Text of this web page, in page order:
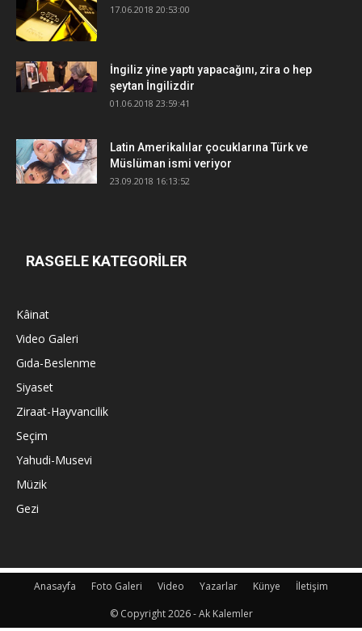
17.06.2018 20:53:00
İngiliz yine yaptı yapacağını, zira o hep
şeytan İngilizdir
01.06.2018 23:59:41
Latin Amerikalılar çocuklarına Türk ve
Müslüman ismi veriyor
23.09.2018 16:13:52
RASGELE KATEGORİLER
Kâinat
Video Galeri
Gıda-Beslenme
Siyaset
Ziraat-Hayvancilik
Seçim
Yahudi-Musevi
Müzik
Gezi
Anasayfa Foto Galeri Video Yazarlar Künye
İletişim
© Copyright 2026 - Ak Kalemler